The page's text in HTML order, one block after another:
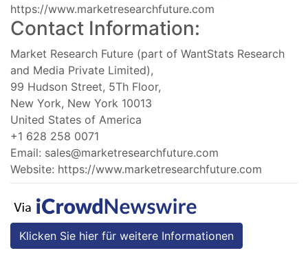
https://www.marketresearchfuture.com
Contact Information:
Market Research Future (part of WantStats Research
and Media Private Limited),
99 Hudson Street, 5Th Floor,
New York, New York 10013
United States of America
+1 628 258 0071
Email: sales@marketresearchfuture.com
Website: https://www.marketresearchfuture.com
Klicken Sie hier für weitere Informationen